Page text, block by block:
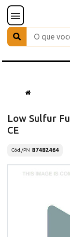
Low Sulfur
CE
Cód./PN 87482464